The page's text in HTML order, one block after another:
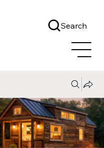
Search